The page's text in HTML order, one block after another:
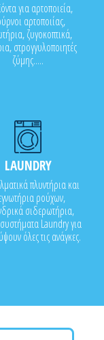
για αρτοποιεία,
αρτοποιίας,
ζυγοκοπτικά,
στρογγυλοποιητές
ζύμης.....
LAUNDRY
πλυντήρια και
ρούχων,
σιδερωτήρια,
Laundry για
όλες τις ανάγκες.